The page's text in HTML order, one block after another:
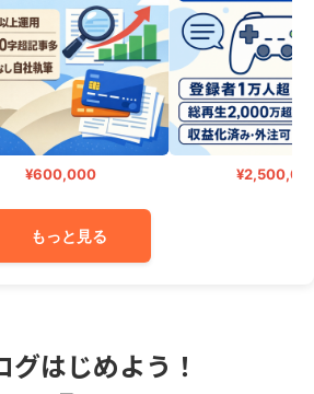
¥600,000 ¥2,500,000
もっと見る
はじめよう！